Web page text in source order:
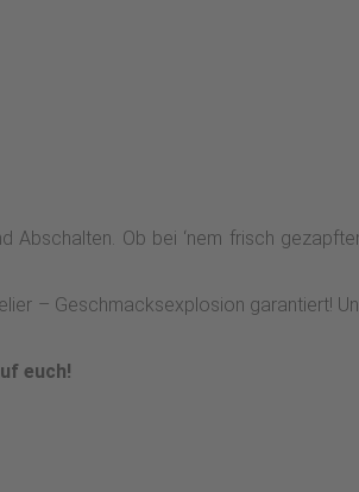
Abschalten. Ob bei ‘nem frisch
– Geschmacksexplosion garantiert!
euch!